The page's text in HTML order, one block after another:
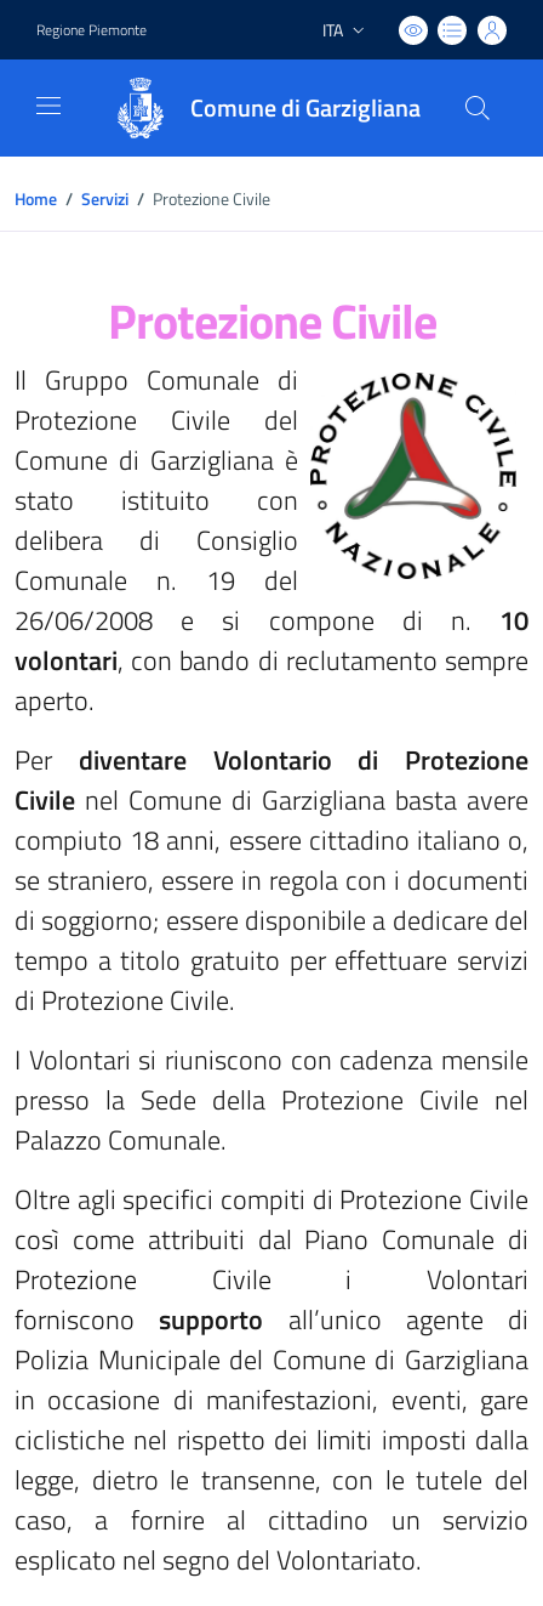
Regione Piemonte Lingua attiva:
ITA
Comune di Garzigliana
Home / Servizi / Protezione Civile
Protezione Civile
Il Gruppo Comunale di
Protezione Civile del
Comune di Garzigliana è
stato istituito con
delibera di Consiglio
Comunale n. 19 del
26/06/2008 e si compone di n. 10
volontari, con bando di reclutamento sempre
aperto.
Per diventare Volontario di Protezione
Civile nel Comune di Garzigliana basta avere
compiuto 18 anni, essere cittadino italiano o,
se straniero, essere in regola con i documenti
di soggiorno; essere disponibile a dedicare del
tempo a titolo gratuito per effettuare servizi
di Protezione Civile.
I Volontari si riuniscono con cadenza mensile
presso la Sede della Protezione Civile nel
Palazzo Comunale.
Oltre agli specifici compiti di Protezione Civile
così come attribuiti dal Piano Comunale di
Protezione Civile i Volontari
forniscono supporto all’unico agente di
Polizia Municipale del Comune di Garzigliana
in occasione di manifestazioni, eventi, gare
ciclistiche nel rispetto dei limiti imposti dalla
legge, dietro le transenne, con le tutele del
caso, a fornire al cittadino un servizio
esplicato nel segno del Volontariato.